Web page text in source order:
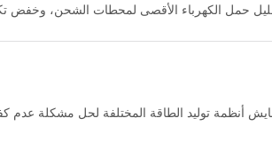
حمل الكهرباء الأقصى لمحطات الشحن،
أنظمة توليد الطاقة المختلفة لحل مشكلة عدم